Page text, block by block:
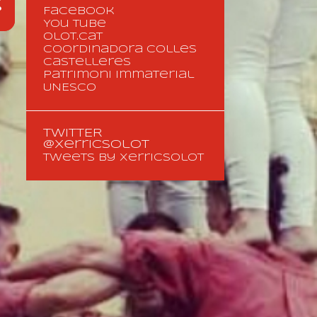
Facebook
You Tube
olot.cat
coordinadora colles
castelleres
Patrimoni immaterial
UNESCO
TWITTER
@XerricsOlot
Tweets by XerricsOlot